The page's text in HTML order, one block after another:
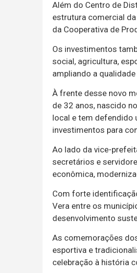
Além do Centro de
estrutura comercial
da Cooperativa de
Os investimentos
social, agricultura,
ampliando a
À frente desse novo
de 32 anos, nascido
local e tem defendido
investimentos para
Ao lado da vice-
secretários e
econômica,
Com forte
Vera entre os
desenvolvimento
As comemorações
esportiva e
celebração à história